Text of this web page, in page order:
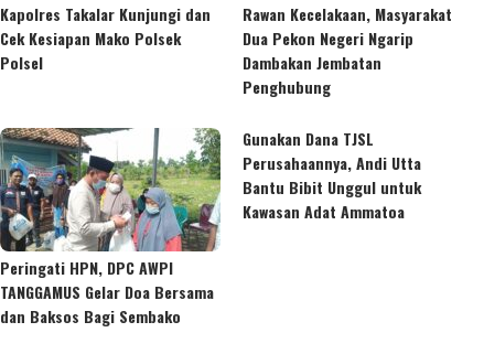
Kapolres Takalar Kunjungi dan
Cek Kesiapan Mako Polsek
Polsel
Rawan Kecelakaan, Masyarakat
Dua Pekon Negeri Ngarip
Dambakan Jembatan
Penghubung
Peringati HPN, DPC AWPI
TANGGAMUS Gelar Doa Bersama
dan Baksos Bagi Sembako
Gunakan Dana TJSL
Perusahaannya, Andi Utta
Bantu Bibit Unggul untuk
Kawasan Adat Ammatoa